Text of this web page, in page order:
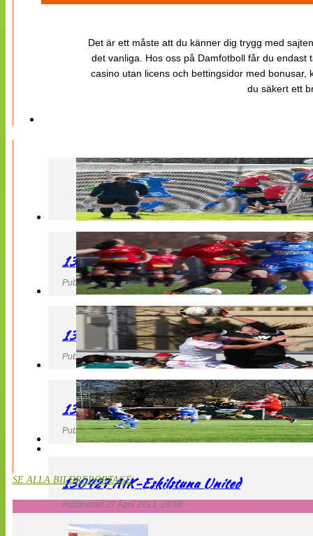
Det är ett måste att du känner dig trygg med
det vanliga. Hos oss på Damfotboll får du
casino utan licens och bettingsidor med
du säkert ett
130427 LB 07 – QBIK
Publicerad 27 April 2013, 22:40
130427 IF Limhamn Bunkeflo – QBIK
Publicerad 27 April 2013, 21:10
130427 LdB FC Malmö – Mallbackens IF
Publicerad 27 April 2013, 20:54
130427 AIK-Eskilstuna United
Publicerad 27 April 2013, 20:48
SE ALLA BILDREPORTAGE